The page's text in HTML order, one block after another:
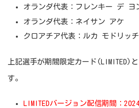
オランダ代表：フレンキー デ ヨ
オランダ代表：ネイサン アケ
クロアチア代表：ルカ モドリッチ
上記選手が期間限定カード(LIMITED)
す。
LIMITEDバージョン配信期間：